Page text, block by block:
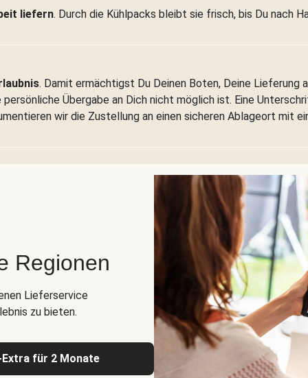
liefern. Durch die Kühlpacks bleibt sie frisch, bis Du nach
. Damit ermächtigst Du Deinen Boten, Deine Lieferung
persönliche Übergabe an Dich nicht möglich ist. Eine
wir die Zustellung an einen sicheren Ablageort mit
Regionen
Lieferservice
zu bieten.
für 2 Monate